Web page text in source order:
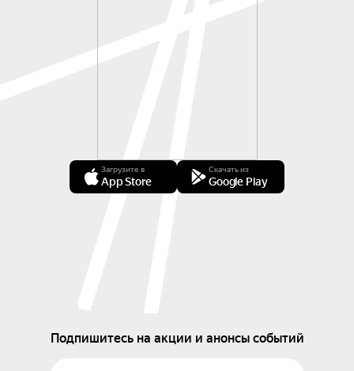
Загрузите в
App Store
Скачать из
Google Play
Подпишитесь на акции и анонсы событий